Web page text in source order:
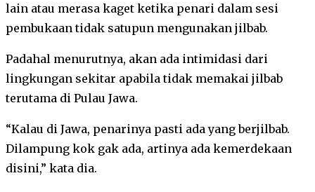
lain atau merasa kaget ketika penari dalam sesi
pembukaan tidak satupun mengunakan jilbab.
Padahal menurutnya, akan ada intimidasi dari
lingkungan sekitar apabila tidak memakai jilbab
terutama di Pulau Jawa.
“Kalau di Jawa, penarinya pasti ada yang berjilbab.
Dilampung kok gak ada, artinya ada kemerdekaan
disini,” kata dia.